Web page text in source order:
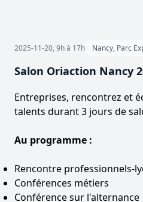
2025-11-20, 9h à 17h Nancy, Parc
Salon Oriaction Nancy
Entreprises, rencontrez et
talents durant 3 jours de
Au programme :
Rencontre professionnels-
Conférences métiers
Conférence sur l'alternance